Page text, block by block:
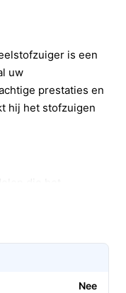
is een
uw
prestaties en
hij het stofzuigen
zijn enkele van
vermogen van 180
voor een
vloeren alsNee